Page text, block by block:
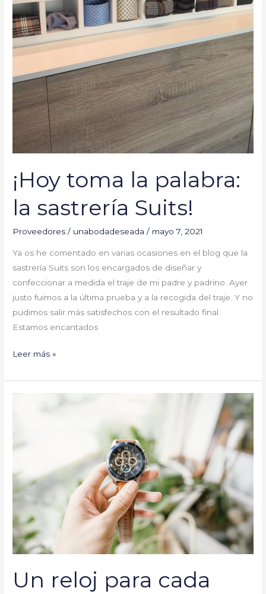
¡Hoy toma la palabra:
la sastrería Suits!
Proveedores / unabodadeseada/ mayo 7, 2021
Ya os he comentado en varias ocasiones en el blog que la
sastrería Suits son los encargados de diseñar y
confeccionar a medida el traje de mi padre y padrino. Ayer
justo fuimos a la última prueba y a la recogida del traje. Y no
pudimos salir más satisfechos con el resultado final.
Estamos encantados
Leer más »
Un reloj para cada
cada